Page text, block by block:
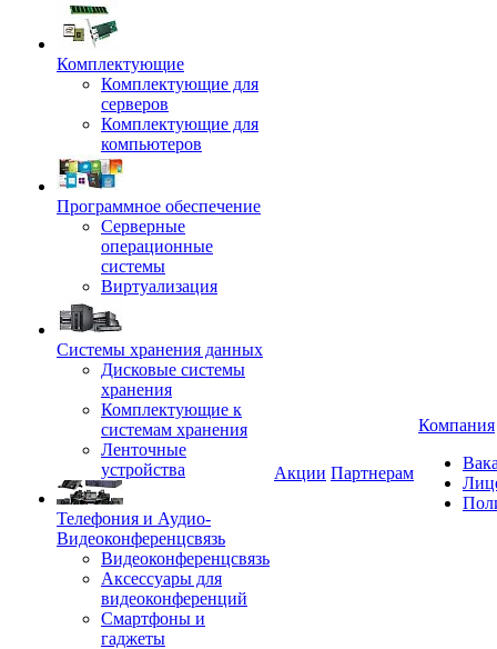
Комплектующие
Комплектующие для
серверов
Комплектующие для
компьютеров
Программное обеспечение
Серверные
операционные
системы
Виртуализация
Системы хранения данных
Дисковые системы
хранения
Комплектующие к
системам хранения
Ленточные
устройства
Телефония и Аудио-
Видеоконференцсвязь
Видеоконференцсвязь
Аксессуары для
видеоконференций
Смартфоны и
гаджеты
Акции Партнерам
Компания